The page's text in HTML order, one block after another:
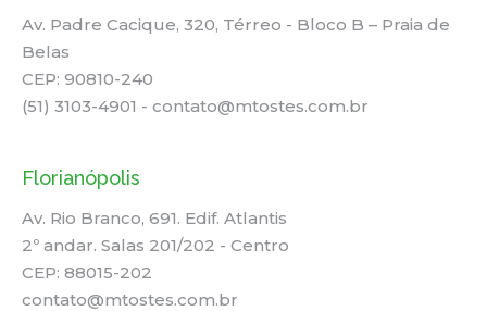
Av. Padre Cacique, 320, Térreo - Bloco B – Praia de
Belas
CEP: 90810-240
(51) 3103-4901 - contato@mtostes.com.br
Florianópolis
Av. Rio Branco, 691. Edif. Atlantis
2º andar. Salas 201/202 - Centro
CEP: 88015-202
contato@mtostes.com.br